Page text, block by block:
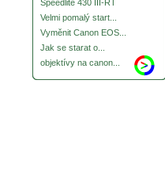
Speedlite 430 III-RT
Velmi pomalý start...
Vyměnit Canon EOS...
Jak se starat o...
objektívy na canon...